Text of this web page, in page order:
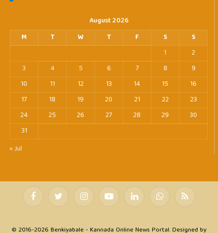
August 2026
M
T W T F S
S
1
2
3
4 5 6 7 8
9
10
11 12 13 14 15
16
17
18 19 20 21 22
23
24
25 26 27 28 29
30
31
« Jul
FacebookTwitter InstagramYouTubeLinkedIn WhatsAppRSS
© 2016-2026 Benkiyabale - Kannada Online News Portal. Designed by